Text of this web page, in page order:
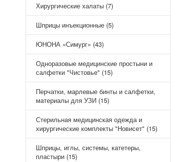
Хирургические халаты (7)
Шприцы инъекционные (5)
ЮНОНА «Симург» (43)
Одноразовые медицинские простыни и
салфетки "Чистовье" (15)
Перчатки, марлевые бинты и салфетки,
материалы для УЗИ (15)
Стерильная медицинская одежда и
хирургические комплекты "Новисет" (15)
Шприцы, иглы, системы, катетеры,
пластыри (15)